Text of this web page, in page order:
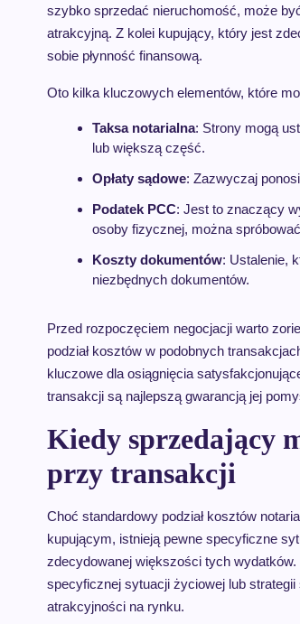
szybko sprzedać nieruchomość, może
atrakcyjną. Z kolei kupujący, który jest
sobie płynność finansową.
Oto kilka kluczowych elementów, które
Taksa notarialna: Strony mogą
lub większą część.
Opłaty sądowe: Zazwyczaj
Podatek PCC: Jest to znaczący
osoby fizycznej, można
Koszty dokumentów: Ustalenie,
niezbędnych dokumentów.
Przed rozpoczęciem negocjacji warto
podział kosztów w podobnych
kluczowe dla osiągnięcia
transakcji są najlepszą gwarancją jej
Kiedy sprzedający
przy transakcji
Choć standardowy podział kosztów
kupującym, istnieją pewne specyficzne
zdecydowanej większości tych
specyficznej sytuacji życiowej lub
atrakcyjności na rynku.